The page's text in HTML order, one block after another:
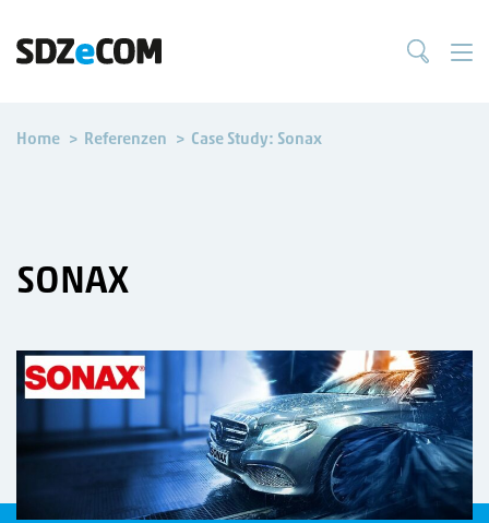
Home Referenzen Case Study: Sonax
SONAX